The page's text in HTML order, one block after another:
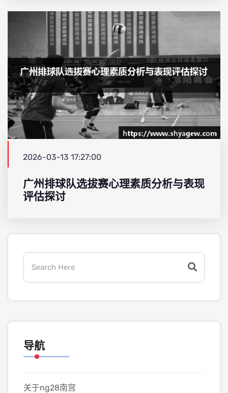
2026-03-13 17:27:00
广州排球队选拔赛心理素质分析与表现
评估探讨
导航
关于ng28南宫